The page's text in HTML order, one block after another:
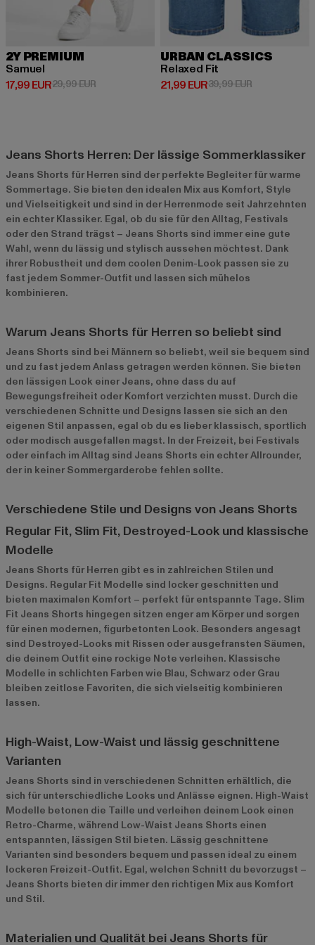
2Y PREMIUM
Samuel
17,99 EUR
Derzeitiger Preis: 17,99 EUR
29,99 EURAktionspreis: 29,99 EUR
URBAN CLASSICS
Relaxed Fit
21,99 EUR
Derzeitiger Preis: 21,99 EUR
39,99 EURAktionspreis:
Jeans Shorts Herren: Der lässige Sommerklassiker
Jeans Shorts für Herren sind der perfekte Begleiter für warme
Sommertage. Sie bieten den idealen Mix aus Komfort, Style
und Vielseitigkeit und sind in der Herrenmode seit Jahrzehnten
ein echter Klassiker. Egal, ob du sie für den Alltag, Festivals
oder den Strand trägst – Jeans Shorts sind immer eine gute
Wahl, wenn du lässig und stylisch aussehen möchtest. Dank
ihrer Robustheit und dem coolen Denim-Look passen sie zu
fast jedem Sommer-Outfit und lassen sich mühelos
kombinieren.
Warum Jeans Shorts für Herren so beliebt sind
Jeans Shorts sind bei Männern so beliebt, weil sie bequem sind
und zu fast jedem Anlass getragen werden können. Sie bieten
den lässigen Look einer Jeans, ohne dass du auf
Bewegungsfreiheit oder Komfort verzichten musst. Durch die
verschiedenen Schnitte und Designs lassen sie sich an den
eigenen Stil anpassen, egal ob du es lieber klassisch, sportlich
oder modisch ausgefallen magst. In der Freizeit, bei Festivals
oder einfach im Alltag sind Jeans Shorts ein echter Allrounder,
der in keiner Sommergarderobe fehlen sollte.
Verschiedene Stile und Designs von Jeans Shorts
Regular Fit, Slim Fit, Destroyed-Look und klassische
Modelle
Jeans Shorts für Herren gibt es in zahlreichen Stilen und
Designs. Regular Fit Modelle sind locker geschnitten und
bieten maximalen Komfort – perfekt für entspannte Tage. Slim
Fit Jeans Shorts hingegen sitzen enger am Körper und sorgen
für einen modernen, figurbetonten Look. Besonders angesagt
sind Destroyed-Looks mit Rissen oder ausgefransten Säumen,
die deinem Outfit eine rockige Note verleihen. Klassische
Modelle in schlichten Farben wie Blau, Schwarz oder Grau
bleiben zeitlose Favoriten, die sich vielseitig kombinieren
lassen.
High-Waist, Low-Waist und lässig geschnittene
Varianten
Jeans Shorts sind in verschiedenen Schnitten erhältlich, die
sich für unterschiedliche Looks und Anlässe eignen. High-Waist
Modelle betonen die Taille und verleihen deinem Look einen
Retro-Charme, während Low-Waist Jeans Shorts einen
entspannten, lässigen Stil bieten. Lässig geschnittene
Varianten sind besonders bequem und passen ideal zu einem
lockeren Freizeit-Outfit. Egal, welchen Schnitt du bevorzugst –
Jeans Shorts bieten dir immer den richtigen Mix aus Komfort
und Stil.
Materialien und Qualität bei Jeans Shorts für